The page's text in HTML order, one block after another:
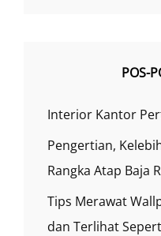
POS-
Interior Kantor
Pengertian,
Rangka Atap Baja
Tips Merawat
dan Terlihat